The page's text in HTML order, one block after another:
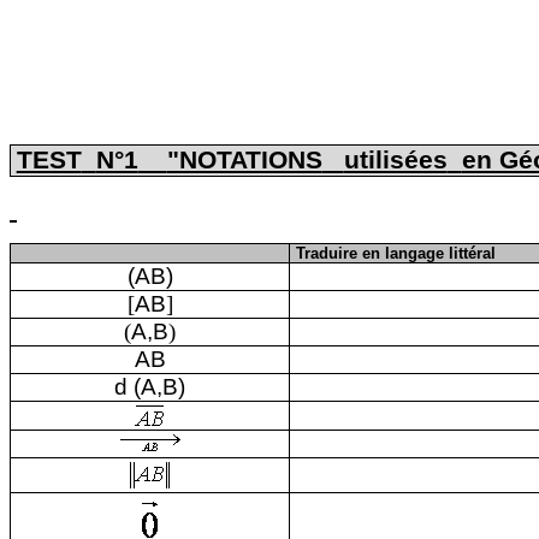
TEST N°1 "NOTATIONS utilisées en
Traduire en langage littéral
(AB)
[AB]
(A,B)
AB
d (A,B)